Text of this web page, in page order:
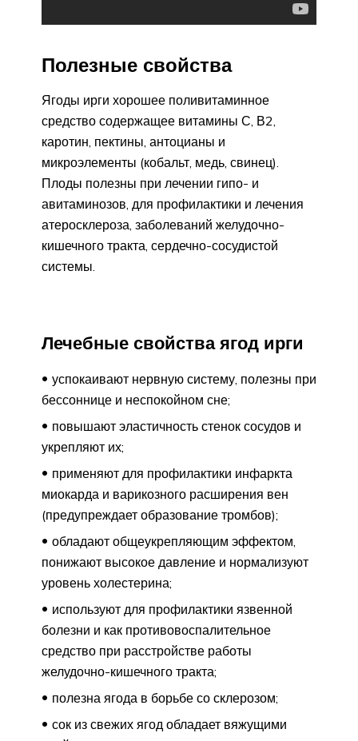
Полезные свойства
Ягоды ирги хорошее поливитаминное
средство содержащее витамины С, В2,
каротин, пектины, антоцианы и
микроэлементы (кобальт, медь, свинец).
Плоды полезны при лечении гипо- и
авитаминозов, для профилактики и лечения
атеросклероза, заболеваний желудочно-
кишечного тракта, сердечно-сосудистой
системы.
Лечебные свойства ягод ирги
успокаивают нервную систему, полезны при
бессоннице и неспокойном сне;
повышают эластичность стенок сосудов и
укрепляют их;
применяют для профилактики инфаркта
миокарда и варикозного расширения вен
(предупреждает образование тромбов);
обладают общеукрепляющим эффектом,
понижают высокое давление и нормализуют
уровень холестерина;
используют для профилактики язвенной
болезни и как противовоспалительное
средство при расстройстве работы
желудочно-кишечного тракта;
полезна ягода в борьбе со склерозом;
сок из свежих ягод обладает вяжущими